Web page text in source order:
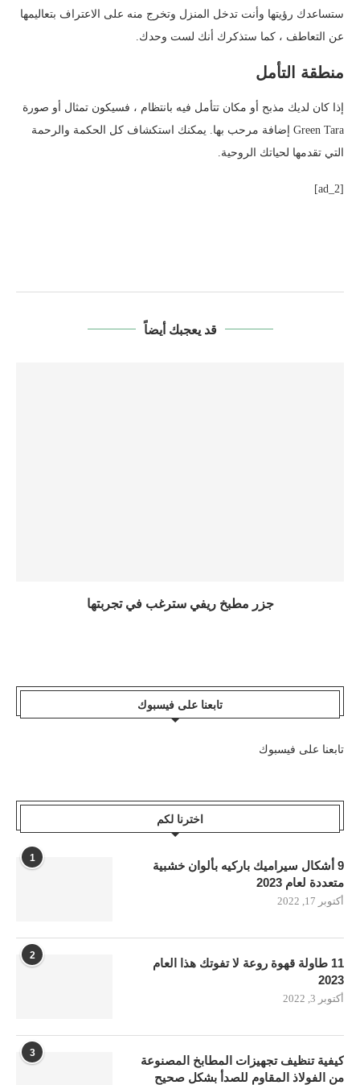
ستساعدك رؤيتها وأنت تدخل المنزل وتخرج منه على الاعتراف بتعاليمها
عن التعاطف ، كما ستذكرك أنك لست وحدك.
منطقة التأمل
إذا كان لديك مذبح أو مكان تتأمل فيه بانتظام ، فسيكون تمثال أو صورة
Green Tara إضافة مرحب بها. يمكنك استكشاف كل الحكمة والرحمة
التي تقدمها لحياتك الروحية.
[ad_2]
قد يعجبك أيضاً
جزر مطبخ ريفي سترغب في تجربتها
تابعنا على فيسبوك
تابعنا على فيسبوك
اخترنا لكم
1
9 أشكال سيراميك باركيه بألوان خشبية
متعددة لعام 2023
أكتوبر 17, 2022
2
11 طاولة قهوة روعة لا تفوتك هذا العام
2023
أكتوبر 3, 2022
3
كيفية تنظيف تجهيزات المطابخ المصنوعة
من الفولاذ المقاوم للصدأ بشكل صحيح